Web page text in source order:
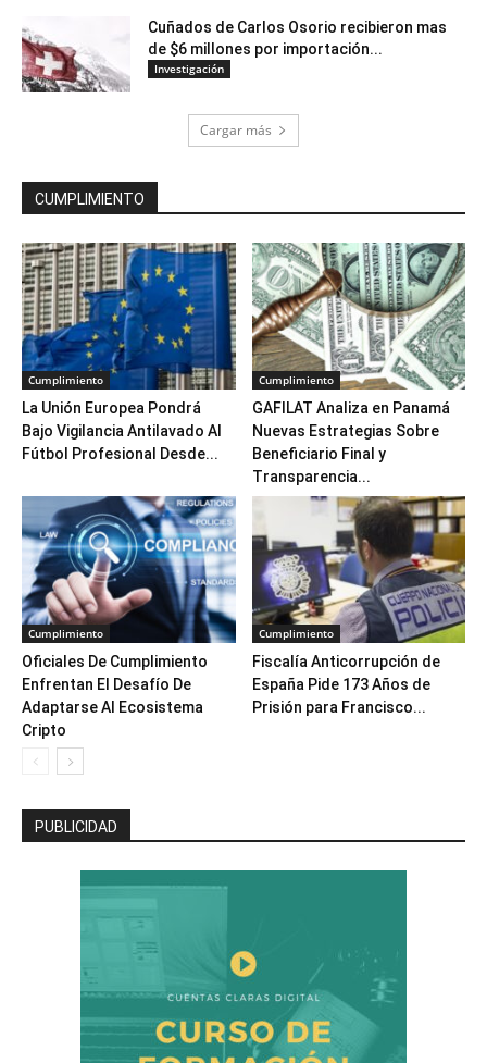
Cuñados de Carlos Osorio recibieron mas
de $6 millones por importación...
Investigación
Cargar más
CUMPLIMIENTO
Cumplimiento
La Unión Europea Pondrá
Bajo Vigilancia Antilavado Al
Fútbol Profesional Desde...
Cumplimiento
GAFILAT Analiza en Panamá
Nuevas Estrategias Sobre
Beneficiario Final y
Transparencia...
Cumplimiento
Oficiales De Cumplimiento
Enfrentan El Desafío De
Adaptarse Al Ecosistema
Cripto
Cumplimiento
Fiscalía Anticorrupción de
España Pide 173 Años de
Prisión para Francisco...
PUBLICIDAD